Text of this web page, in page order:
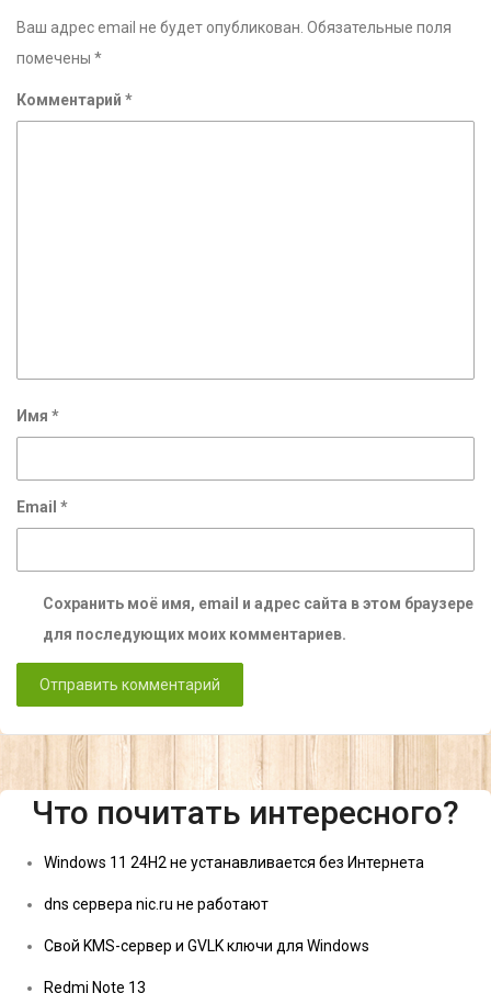
Ваш адрес email не будет опубликован. Обязательные поля
помечены *
Комментарий *
Имя *
Email *
Сохранить моё имя, email и адрес сайта в этом браузере
для последующих моих комментариев.
Что почитать интересного?
Windows 11 24H2 не устанавливается без Интернета
dns сервера nic.ru не работают
Свой KMS-сервер и GVLK ключи для Windows
Redmi Note 13